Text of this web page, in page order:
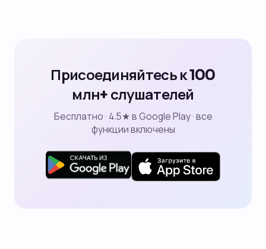
Присоединяйтесь к 100
млн+ слушателей
Бесплатно · 4.5★ в Google Play · все
функции включены